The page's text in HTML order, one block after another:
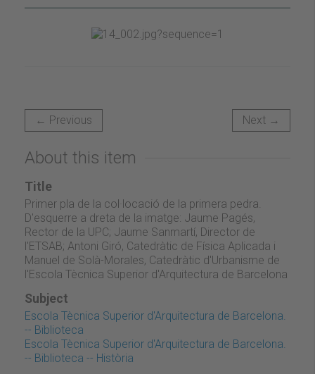
← Previous Next →
About this item
Title
Primer pla de la col·locació de la primera pedra.
D'esquerre a dreta de la imatge: Jaume Pagés,
Rector de la UPC; Jaume Sanmartí, Director de
l'ETSAB; Antoni Giró, Catedràtic de Física Aplicada i
Manuel de Solà-Morales, Catedràtic d'Urbanisme de
l'Escola Tècnica Superior d'Arquitectura de Barcelona
Subject
Escola Tècnica Superior d'Arquitectura de Barcelona.
-- Biblioteca
Escola Tècnica Superior d'Arquitectura de Barcelona.
-- Biblioteca -- Història